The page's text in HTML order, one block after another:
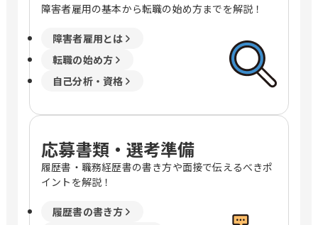
障害者雇用の基本から転職の始め方までを解説！
障害者雇用とは
転職の始め方
自己分析・資格
応募書類・選考準備
履歴書・職務経歴書の書き方や面接で伝えるべきポ
イントを解説！
履歴書の書き方